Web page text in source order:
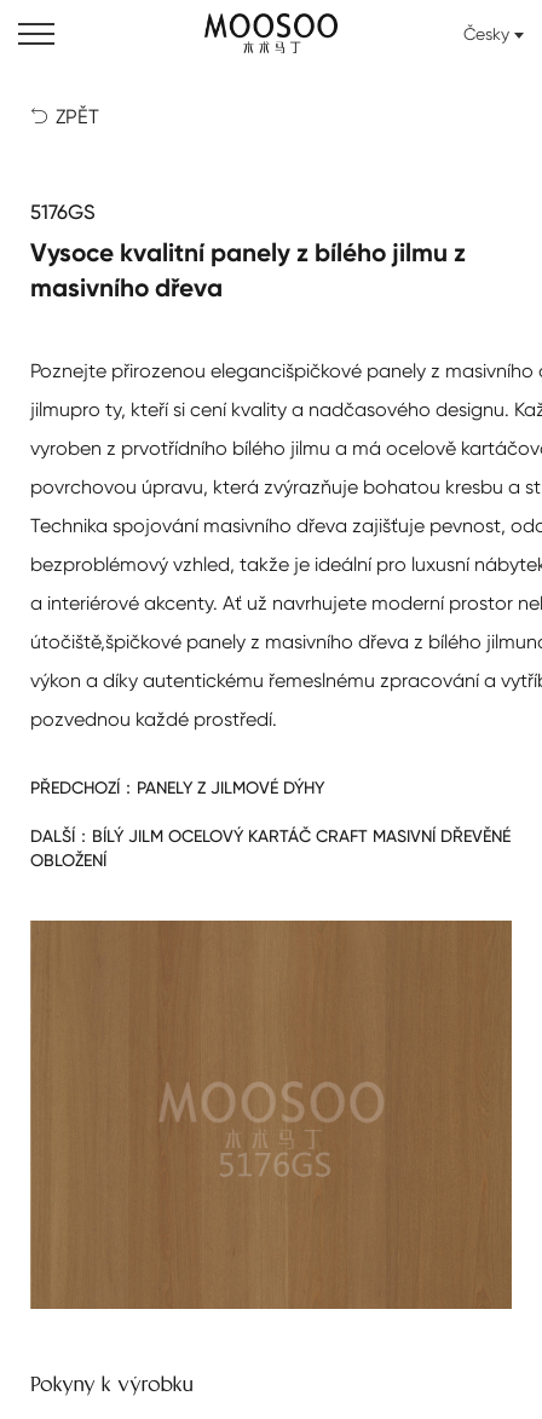
Česky
 ZPĚT
5176GS
Vysoce kvalitní panely z bílého jilmu z
masivního dřeva
Poznejte přirozenou elegancišpičkové panely z masivního
jilmupro ty, kteří si cení kvality a nadčasového designu.
vyroben z prvotřídního bílého jilmu a má ocelově
povrchovou úpravu, která zvýrazňuje bohatou kresbu a
Technika spojování masivního dřeva zajišťuje pevnost,
bezproblémový vzhled, takže je ideální pro luxusní
a interiérové akcenty. Ať už navrhujete moderní prostor
útočiště,špičkové panely z masivního dřeva z bílého jilmu
výkon a díky autentickému řemeslnému zpracování a
pozvednou každé prostředí.
PŘEDCHOZÍ： PANELY Z JILMOVÉ DÝHY
DALŠÍ： BÍLÝ JILM OCELOVÝ KARTÁČ CRAFT MASIVNÍ DŘEVĚNÉ
OBLOŽENÍ
Pokyny k výrobku